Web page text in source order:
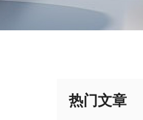
热门文章